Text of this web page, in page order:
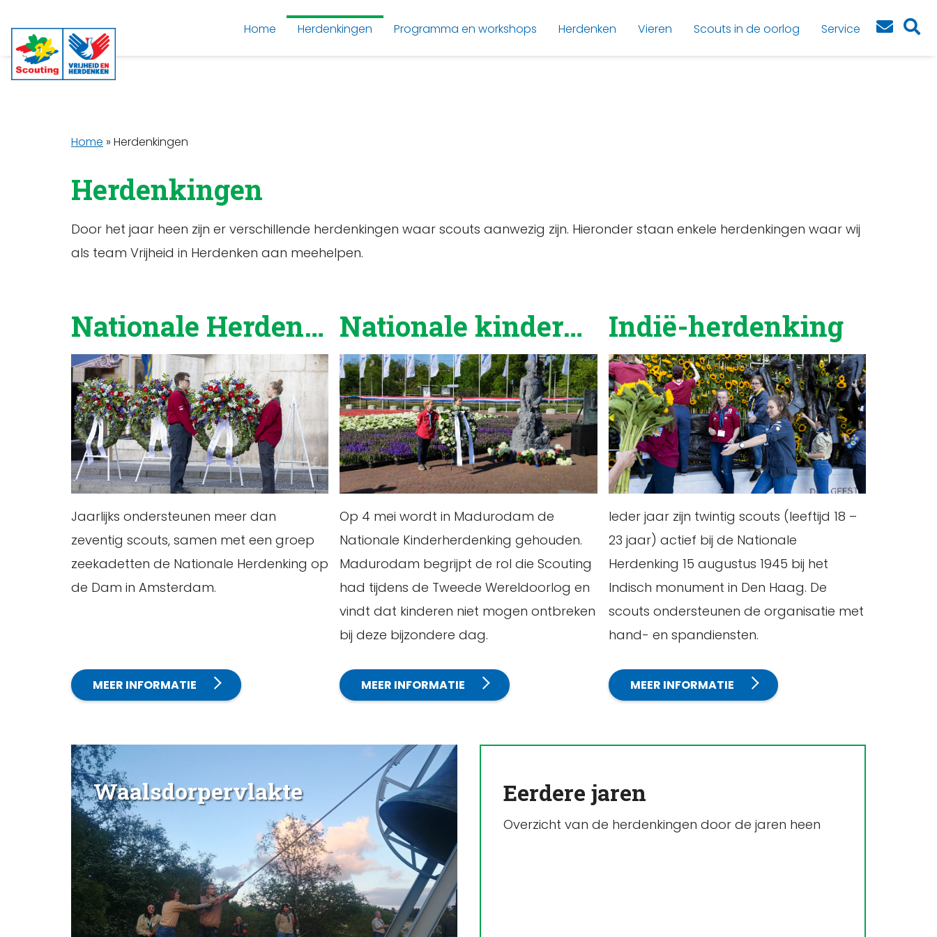
Home Herdenkingen Programma en workshops Herdenken Vieren Scouts in de oorlog Service
Home » Herdenkingen
Herdenkingen
Door het jaar heen zijn er verschillende herdenkingen waar scouts aanwezig zijn. Hieronder staan enkele herdenkingen waar wij
als team Vrijheid in Herdenken aan meehelpen.
Nationale Herdenking
Jaarlijks ondersteunen meer dan
zeventig scouts, samen met een groep
zeekadetten de Nationale Herdenking op
de Dam in Amsterdam.
MEER INFORMATIE
Nationale kinderherdenking
Op 4 mei wordt in Madurodam de
Nationale Kinderherdenking gehouden.
Madurodam begrijpt de rol die Scouting
had tijdens de Tweede Wereldoorlog en
vindt dat kinderen niet mogen ontbreken
bij deze bijzondere dag.
MEER INFORMATIE
Indië-herdenking
Ieder jaar zijn twintig scouts (leeftijd 18 –
23 jaar) actief bij de Nationale
Herdenking 15 augustus 1945 bij het
Indisch monument in Den Haag. De
scouts ondersteunen de organisatie met
hand- en spandiensten.
MEER INFORMATIE
Waalsdorpervlakte Eerdere jaren
Overzicht van de herdenkingen door de jaren heen